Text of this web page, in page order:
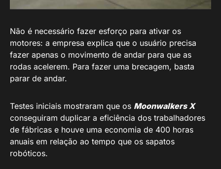
Não é necessário fazer esforço para ativar os
motores: a empresa explica que o usuário precisa
fazer apenas o movimento de andar para que as
rodas acelerem. Para fazer uma brecagem, basta
parar de andar.
Testes iniciais mostraram que os Moonwalkers X
conseguiram duplicar a eficiência dos trabalhadores
de fábricas e houve uma economia de 400 horas
anuais em relação ao tempo que os sapatos
robóticos.